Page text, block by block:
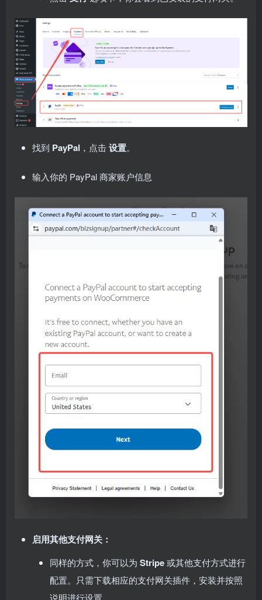
找到 PayPal ，点击设置。
输入你的 PayPal 商家账户信息
启用其他支付网关：
同样的方式，你可以为 Stripe或其他支付方式进行
配置。只需下载相应的支付网关插件，安装并按照
说明进行设置。